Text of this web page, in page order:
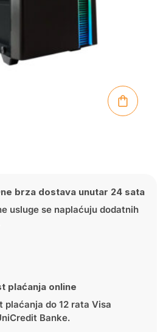
brza dostava unutar 24 sata
usluge se naplaćuju dodatnih
plaćanja online
plaćanja do 12 rata Visa
Banke.